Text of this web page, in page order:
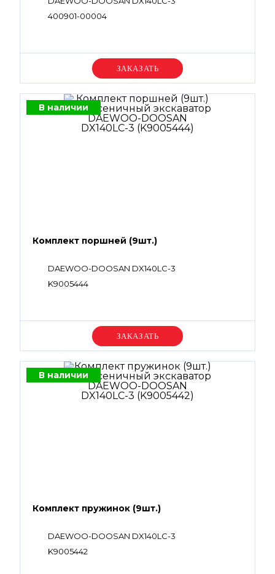
400901-00004
Уточняйте цену
В наличии
Комплект поршней (9шт.)
DAEWOO-DOOSAN DX140LC-3
K9005444
Уточняйте цену
В наличии
Комплект пружинок (9шт.)
DAEWOO-DOOSAN DX140LC-3
K9005442